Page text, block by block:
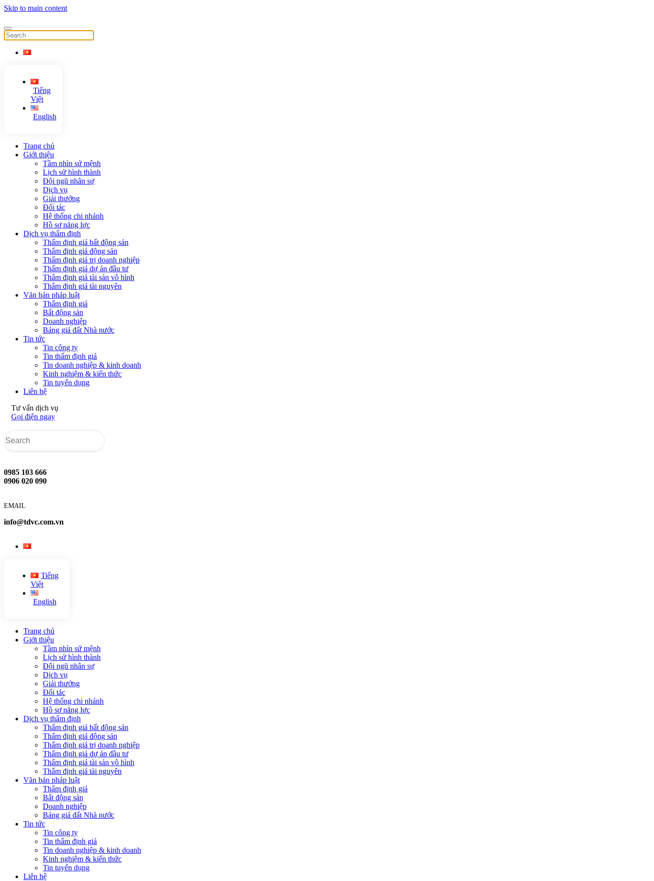
Skip to main content
Tiếng
Việt
English
Trang chủ
Giới thiệu
Tầm nhìn sứ mệnh
Lịch sử hình thành
Đội ngũ nhân sự
Dịch vụ
Giải thưởng
Đối tác
Hệ thống chi nhánh
Hồ sơ năng lực
Dịch vụ thẩm định
Thẩm định giá bất động sản
Thẩm định giá động sản
Thẩm định giá trị doanh nghiệp
Thẩm định giá dự án đầu tư
Thẩm định giá tài sản vô hình
Thẩm định giá tài nguyên
Văn bản pháp luật
Thẩm định giá
Bất động sản
Doanh nghiệp
Bảng giá đất Nhà nước
Tin tức
Tin công ty
Tin thẩm định giá
Tin doanh nghiệp & kinh doanh
Kinh nghiệm & kiến thức
Tin tuyển dụng
Liên hệ
Tư vấn dịch vụ
Gọi điện ngay
0985 103 666
0906 020 090
EMAIL
info@tdvc.com.vn
Tiếng
Việt
English
Trang chủ
Giới thiệu
Tầm nhìn sứ mệnh
Lịch sử hình thành
Đội ngũ nhân sự
Dịch vụ
Giải thưởng
Đối tác
Hệ thống chi nhánh
Hồ sơ năng lực
Dịch vụ thẩm định
Thẩm định giá bất động sản
Thẩm định giá động sản
Thẩm định giá trị doanh nghiệp
Thẩm định giá dự án đầu tư
Thẩm định giá tài sản vô hình
Thẩm định giá tài nguyên
Văn bản pháp luật
Thẩm định giá
Bất động sản
Doanh nghiệp
Bảng giá đất Nhà nước
Tin tức
Tin công ty
Tin thẩm định giá
Tin doanh nghiệp & kinh doanh
Kinh nghiệm & kiến thức
Tin tuyển dụng
Liên hệ